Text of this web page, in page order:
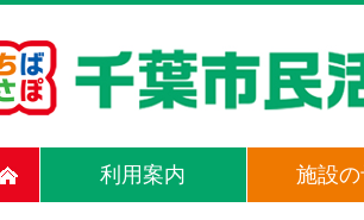
利用案内 施設